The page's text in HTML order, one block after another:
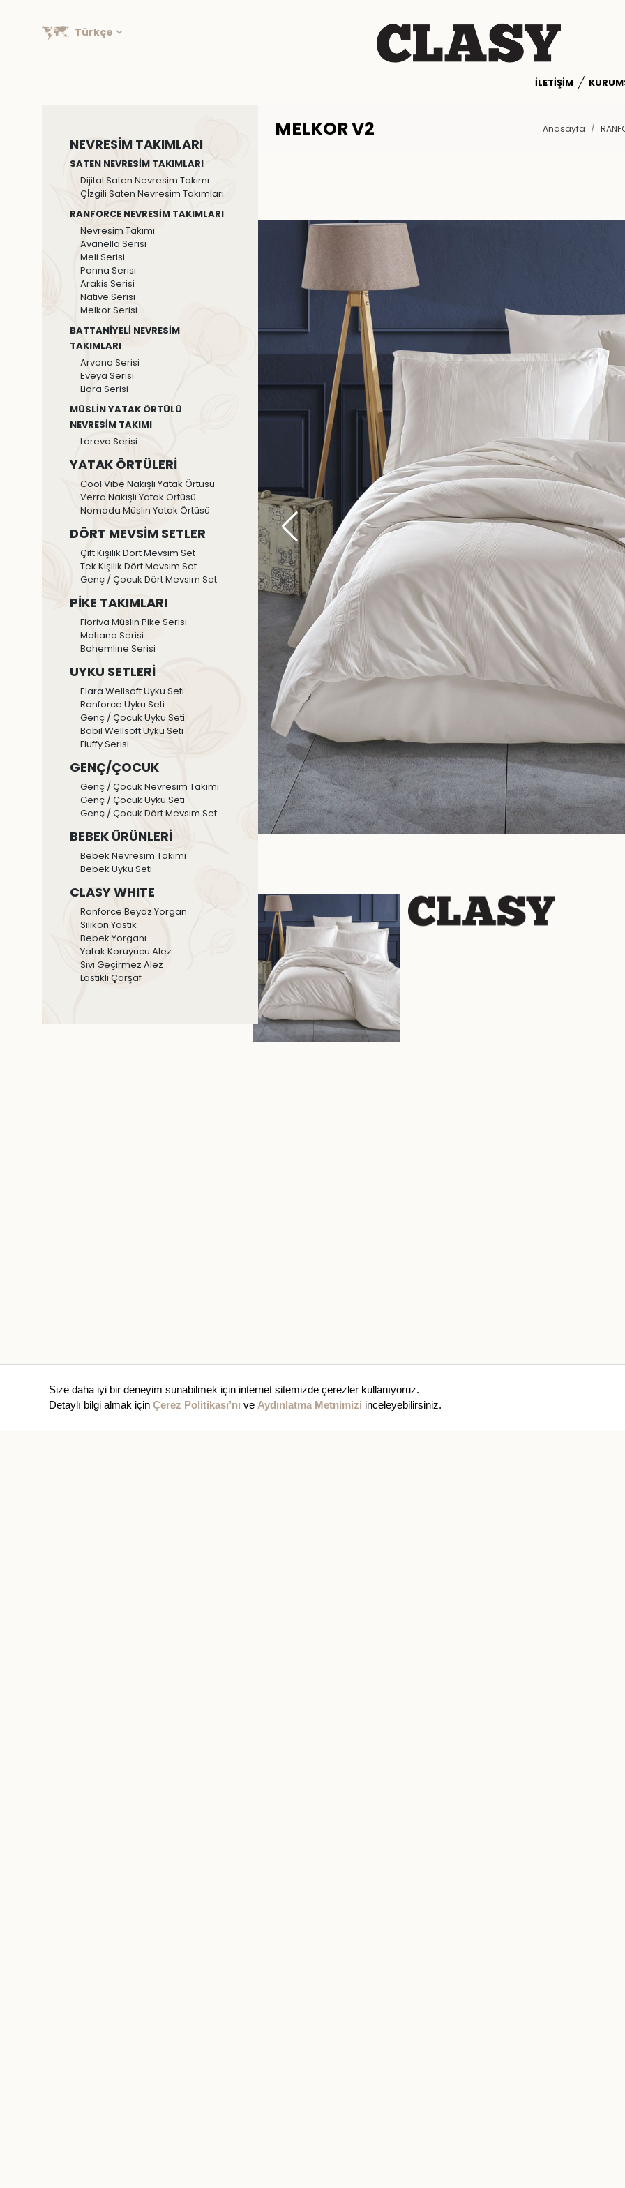
Size daha iyi bir deneyim sunabilmek için internet sitemizde çerezler kullanıyoruz.
Detaylı bilgi almak için Çerez Politikası’nı ve Aydınlatma Metnimizi inceleyebilirsiniz.
Türkçe
İLETIŞIM
NEVRESİM TAKIMLARI
SATEN NEVRESİM TAKIMLARI
Dijital Saten Nevresim Takımı
Çİzgili Saten Nevresim Takımları
RANFORCE NEVRESİM TAKIMLARI
Nevresim Takımı
Avanella Serisi
Meli Serisi
Panna Serisi
Arakis Serisi
Native Serisi
Melkor Serisi
BATTANİYELİ NEVRESİM
TAKIMLARI
Arvona Serisi
Eveya Serisi
Liora Serisi
MÜSLİN YATAK ÖRTÜLÜ
NEVRESİM TAKIMI
Loreva Serisi
YATAK ÖRTÜLERİ
Cool Vibe Nakışlı Yatak Örtüsü
Verra Nakışlı Yatak Örtüsü
Nomada Müslin Yatak Örtüsü
DÖRT MEVSİM SETLER
Çift Kişilik Dört Mevsim Set
Tek Kişilik Dört Mevsim Set
Genç / Çocuk Dört Mevsim Set
PİKE TAKIMLARI
Floriva Müslin Pike Serisi
Matiana Serisi
Bohemline Serisi
UYKU SETLERİ
Elara Wellsoft Uyku Seti
Ranforce Uyku Seti
Genç / Çocuk Uyku Seti
Babil Wellsoft Uyku Seti
Fluffy Serisi
GENÇ/ÇOCUK
Genç / Çocuk Nevresim Takımı
Genç / Çocuk Uyku Seti
Genç / Çocuk Dört Mevsim Set
BEBEK ÜRÜNLERİ
Bebek Nevresim Takımı
Bebek Uyku Seti
CLASY WHITE
Ranforce Beyaz Yorgan
Silikon Yastık
Bebek Yorganı
Yatak Koruyucu Alez
Sıvı Geçirmez Alez
Lastikli Çarşaf
MELKOR V2 Anasayfa